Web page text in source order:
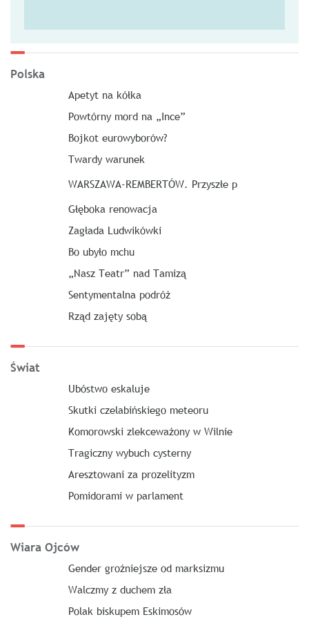
Polska
Apetyt na kółka
Powtórny mord na „Ince”
Bojkot eurowyborów?
Twardy warunek
WARSZAWA-REMBERTÓW. Przyszłe p
Głęboka renowacja
Zagłada Ludwikówki
Bo ubyło mchu
„Nasz Teatr” nad Tamizą
Sentymentalna podróż
Rząd zajęty sobą
Świat
Ubóstwo eskaluje
Skutki czelabińskiego meteoru
Komorowski zlekceważony w Wilnie
Tragiczny wybuch cysterny
Aresztowani za prozelityzm
Pomidorami w parlament
Wiara Ojców
Gender groźniejsze od marksizmu
Walczmy z duchem zła
Polak biskupem Eskimosów